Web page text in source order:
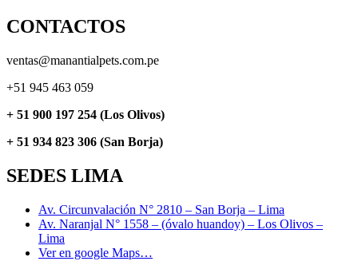
CONTACTOS
ventas@manantialpets.com.pe
+51 945 463 059
+ 51 900 197 254 (Los Olivos)
+ 51 934 823 306 (San Borja)
SEDES LIMA
Av. Circunvalación N° 2810 – San Borja – Lima
Av. Naranjal N° 1558 – (óvalo huandoy) – Los Olivos –
Lima
Ver en google Maps…